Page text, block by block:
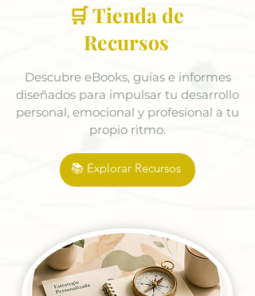
🛒 Tienda de
Recursos
Descubre eBooks, guías e informes
diseñados para impulsar tu desarrollo
personal, emocional y profesional a tu
propio ritmo.
📚 Explorar Recursos